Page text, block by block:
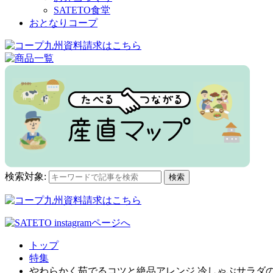
SATETO食堂
おとなりコープ
検索対象: 検索
トップ
特集
やわらかく茹でるコツと絶品アレンジ 冷しゃぶサラダ